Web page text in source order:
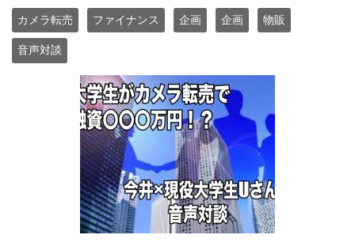
カメラ転売 ファイナンス 企画 企画 物販
音声対談